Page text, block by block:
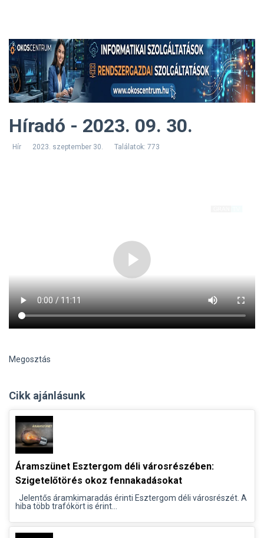
Híradó - 2023. 09. 30.
Hír 2023. szeptember 30. Találatok: 773
Megosztás
Cikk ajánlásunk
Áramszünet Esztergom déli városrészében:
Szigetelőtörés okoz fennakadásokat
Jelentős áramkimaradás érinti Esztergom déli városrészét. A
hiba több trafókört is érint...